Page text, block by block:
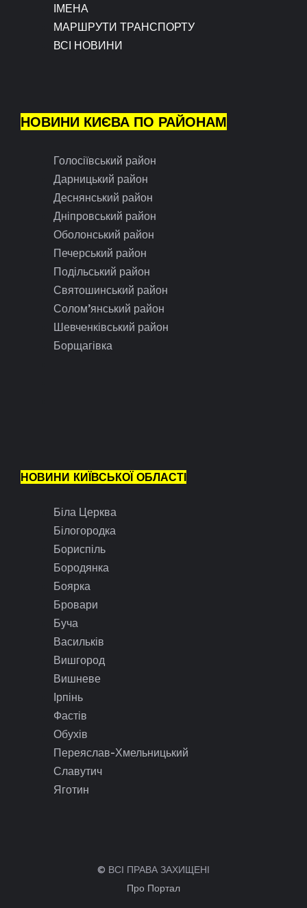
ІМЕНА
МАРШРУТИ ТРАНСПОРТУ
ВСІ НОВИНИ
НОВИНИ КИЄВА ПО РАЙОНАМ
Голосіївський район
Дарницький район
Деснянський район
Дніпровський район
Оболонський район
Печерський район
Подільський район
Святошинський район
Солом’янський район
Шевченківський район
Борщагівка
НОВИНИ КИЇВСЬКОЇ ОБЛАСТІ
Біла Церква
Білогородка
Бориспіль
Бородянка
Боярка
Бровари
Буча
Васильків
Вишгород
Вишневе
Ірпінь
Фастів
Обухів
Переяслав-Хмельницький
Славутич
Яготин
© ВСІ ПРАВА ЗАХИЩЕНІ
Про Портал